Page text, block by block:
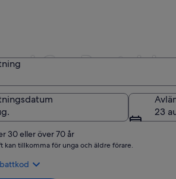
Car Rental-
23
30 eller över 70 år
kan tillkomma för unga och äldre förare.